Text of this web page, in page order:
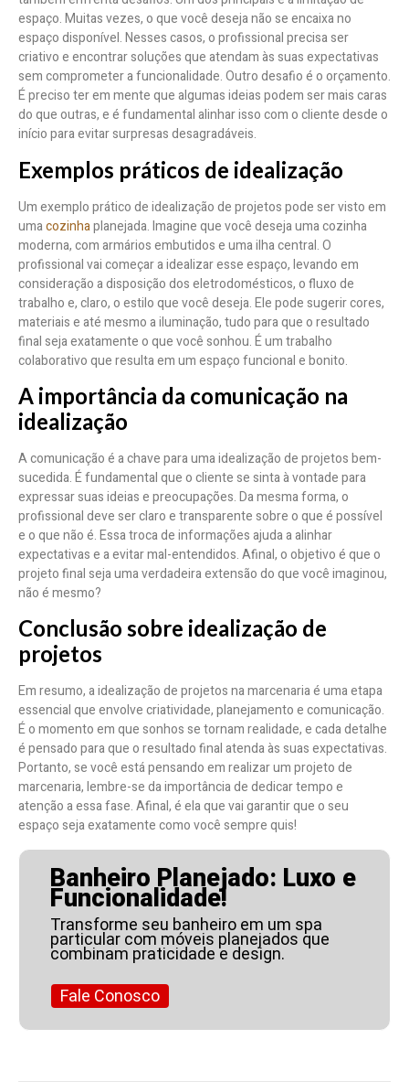
espaço. Muitas vezes, o que você deseja não se encaixa no
espaço disponível. Nesses casos, o profissional precisa ser
criativo e encontrar soluções que atendam às suas expectativas
sem comprometer a funcionalidade. Outro desafio é o orçamento.
É preciso ter em mente que algumas ideias podem ser mais caras
do que outras, e é fundamental alinhar isso com o cliente desde o
início para evitar surpresas desagradáveis.
Exemplos práticos de idealização
Um exemplo prático de idealização de projetos pode ser visto em
umacozinhaplanejada. Imagine que você deseja uma cozinha
moderna, com armários embutidos e uma ilha central. O
profissional vai começar a idealizar esse espaço, levando em
consideração a disposição dos eletrodomésticos, o fluxo de
trabalho e, claro, o estilo que você deseja. Ele pode sugerir cores,
materiais e até mesmo a iluminação, tudo para que o resultado
final seja exatamente o que você sonhou. É um trabalho
colaborativo que resulta em um espaço funcional e bonito.
A importância da comunicação na
idealização
A comunicação é a chave para uma idealização de projetos bem-
sucedida. É fundamental que o cliente se sinta à vontade para
expressar suas ideias e preocupações. Da mesma forma, o
profissional deve ser claro e transparente sobre o que é possível
e o que não é. Essa troca de informações ajuda a alinhar
expectativas e a evitar mal-entendidos. Afinal, o objetivo é que o
projeto final seja uma verdadeira extensão do que você imaginou,
não é mesmo?
Conclusão sobre idealização de
projetos
Em resumo, a idealização de projetos na marcenaria é uma etapa
essencial que envolve criatividade, planejamento e comunicação.
É o momento em que sonhos se tornam realidade, e cada detalhe
é pensado para que o resultado final atenda às suas expectativas.
Portanto, se você está pensando em realizar um projeto de
marcenaria, lembre-se da importância de dedicar tempo e
atenção a essa fase. Afinal, é ela que vai garantir que o seu
espaço seja exatamente como você sempre quis!
Banheiro Planejado: Luxo e
Funcionalidade!
Transforme seu banheiro em um spa
particular com móveis planejados que
combinam praticidade e design.
Fale Conosco